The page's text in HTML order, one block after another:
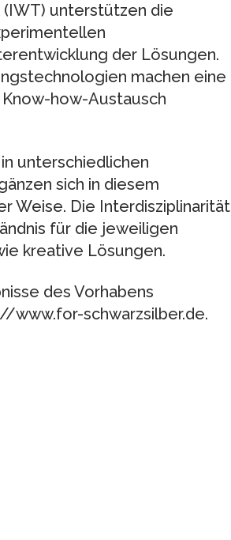
unterstützen die
der Lösungen.
machen eine
how-Austausch
unterschiedlichen
sich in diesem
Weise. Die Interdisziplinarität
für die jeweiligen
kreative Lösungen.
des Vorhabens
www.for-schwarzsilber.de.